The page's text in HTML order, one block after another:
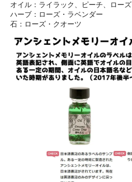
オイル：ライラック、ピーチ、ローズ
ハーブ：ローズ・ラベンダー
石：ローズ・クオーツ